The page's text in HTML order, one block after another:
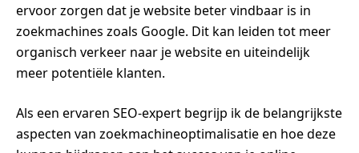
ervoor zorgen dat je website beter vindbaar is in
zoekmachines zoals Google. Dit kan leiden tot meer
organisch verkeer naar je website en uiteindelijk
meer potentiële klanten.
Als een ervaren SEO-expert begrijp ik de belangrijkste
aspecten van zoekmachineoptimalisatie en hoe deze